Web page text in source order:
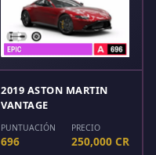
2019 ASTON MARTIN
VANTAGE
PUNTUACIÓN
696
PRECIO
250,000 CR